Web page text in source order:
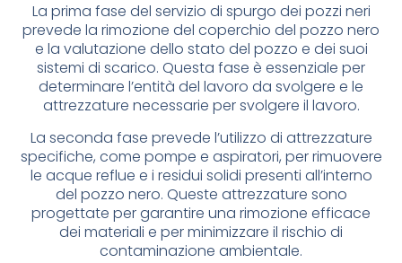
La prima fase del servizio di spurgo dei pozzi neri
prevede la rimozione del coperchio del pozzo nero
e la valutazione dello stato del pozzo e dei suoi
sistemi di scarico. Questa fase è essenziale per
determinare l’entità del lavoro da svolgere e le
attrezzature necessarie per svolgere il lavoro.
La seconda fase prevede l’utilizzo di attrezzature
specifiche, come pompe e aspiratori, per rimuovere
le acque reflue e i residui solidi presenti all’interno
del pozzo nero. Queste attrezzature sono
progettate per garantire una rimozione efficace
dei materiali e per minimizzare il rischio di
contaminazione ambientale.